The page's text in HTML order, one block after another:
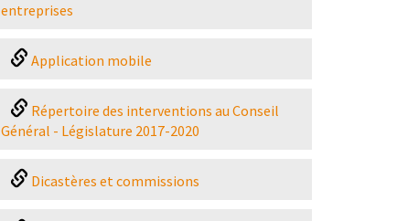
entreprises
Application mobile
Répertoire des interventions au Conseil
Général - Législature 2017-2020
Dicastères et commissions